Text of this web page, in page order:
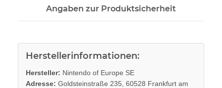
Angaben zur Produktsicherheit
Herstellerinformationen:
Hersteller: Nintendo of Europe SE
Adresse: Goldsteinstraße 235, 60528 Frankfurt am